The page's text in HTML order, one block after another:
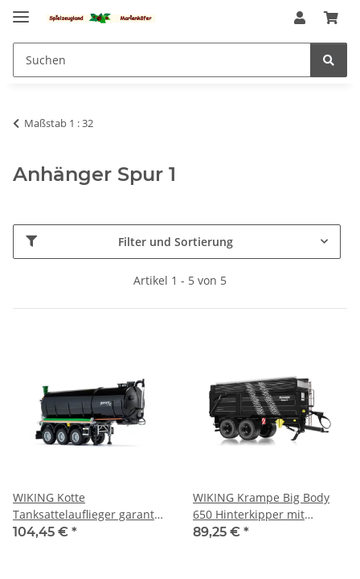
Maßstab 1 : 32
Anhänger Spur 1
Filter und Sortierung
Artikel 1 - 5 von 5
WIKING Kotte
Tanksattelauflieger garant
TSA 30.000 schwarz 077654
104,45 € *
WIKING Krampe Big Body
650 Hinterkipper mit
Silageaufsatz schwarz -
89,25 € *